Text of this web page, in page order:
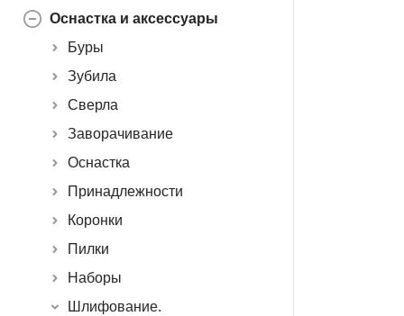
Оснастка и аксессуары
Буры
Зубила
Сверла
Заворачивание
Оснастка
Принадлежности
Коронки
Пилки
Наборы
Шлифование.